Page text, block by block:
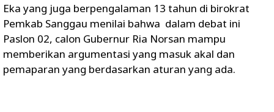
Eka yang juga berpengalaman 13 tahun di birokrat
Pemkab Sanggau menilai bahwa dalam debat ini
Paslon 02, calon Gubernur Ria Norsan mampu
memberikan argumentasi yang masuk akal dan
pemaparan yang berdasarkan aturan yang ada.